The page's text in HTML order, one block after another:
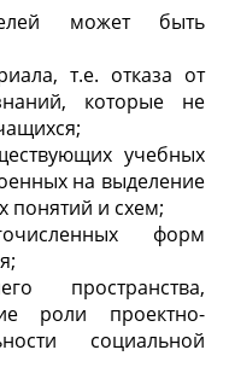
может быть
т.е. отказа от
которые не
учебных
на выделение
и схем;
форм
пространства,
роли проектно-
социальной